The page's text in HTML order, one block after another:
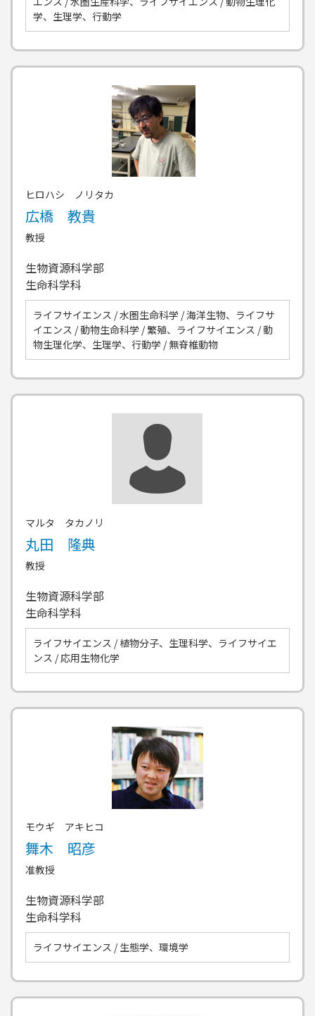
学、生理学、行動学
ヒロハシ ノリタカ
広橋 教貴
教授
生物資源科学部
生命科学科
ライフサイエンス / 水圏生命科学 / 海洋生物、ライフサ
イエンス / 動物生命科学 / 繁殖、ライフサイエンス / 動
物生理化学、生理学、行動学 / 無脊椎動物
マルタ タカノリ
丸田 隆典
教授
生物資源科学部
生命科学科
ライフサイエンス / 植物分子、生理科学、ライフサイエ
ンス / 応用生物化学
モウギ アキヒコ
舞木 昭彦
准教授
生物資源科学部
生命科学科
ライフサイエンス / 生態学、環境学